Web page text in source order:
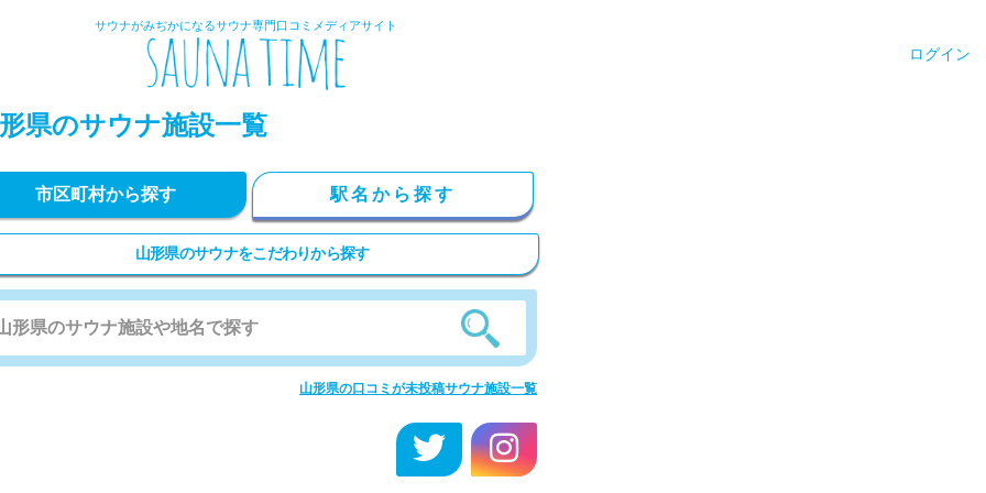
サウナがみぢかになるサウナ専門口コミメディアサイト
ログイン
県のサウナ施設一覧
市区町村から探す 駅名から探す
山形県のサウナをこだわりから探す
山形県の口コミが未投稿サウナ施設一覧